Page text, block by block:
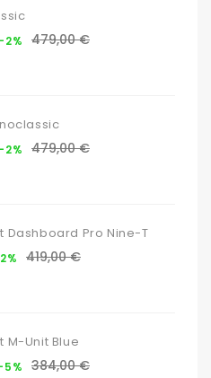
-2% Prix
479,00 €
-2% Prix
479,00 €
Dashboard Pro Nine-T
Prix
419,00 €
M-Unit Blue
5% Prix
384,00 €